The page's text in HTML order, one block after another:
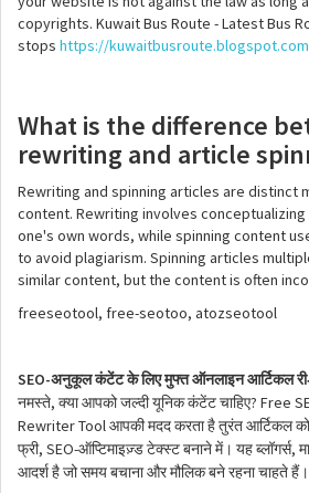
copyrights. Kuwait Bus Route - Latest Bus
stops https://kuwaitbusroute.blogspot.com
What is the difference
rewriting and article
Rewriting and spinning articles are distinct
content. Rewriting involves
one's own words, while spinning content
to avoid plagiarism. Spinning articles
similar content, but the content is often
freeseotool, free-seotoo, atozseotool
SEO-अनुकूल कंटेंट के लिए मुफ्त ऑनलाइन आर्टिकल री
नमस्ते, क्या आपको जल्दी यूनिक कंटेंट चाहिए? Free
Rewriter Tool आपकी मदद करता है तुरंत आर्टिकल को
फ्री, SEO-ऑप्टिमाइज़्ड टेक्स्ट बनाने में। यह ब्लॉगर्स,
आदर्श है जो समय बचाना और मौलिक बने रहना चाहते हैं।